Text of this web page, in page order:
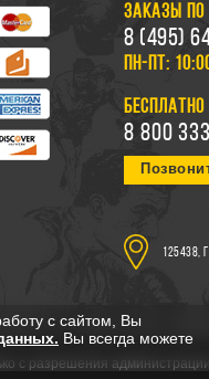
ЗАКАЗЫ ПО
8 (495)
ПН-ПТ:
8 800
125438,
с разрешения администрации
с сайтом, Вы
Вы всегда можете